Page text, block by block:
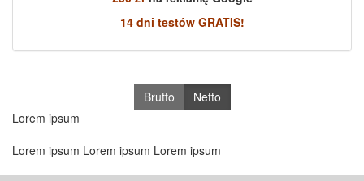
14 dni testów GRATIS!
Brutto
Netto
Lorem ipsum
Lorem ipsum Lorem ipsum Lorem ipsum